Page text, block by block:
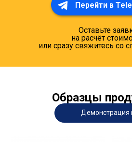
Перейти в
Оставьте
на расчёт
или сразу свяжитесь со
Образцы
Демонстрация